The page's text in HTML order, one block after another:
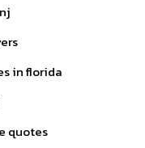
in florida
quotes